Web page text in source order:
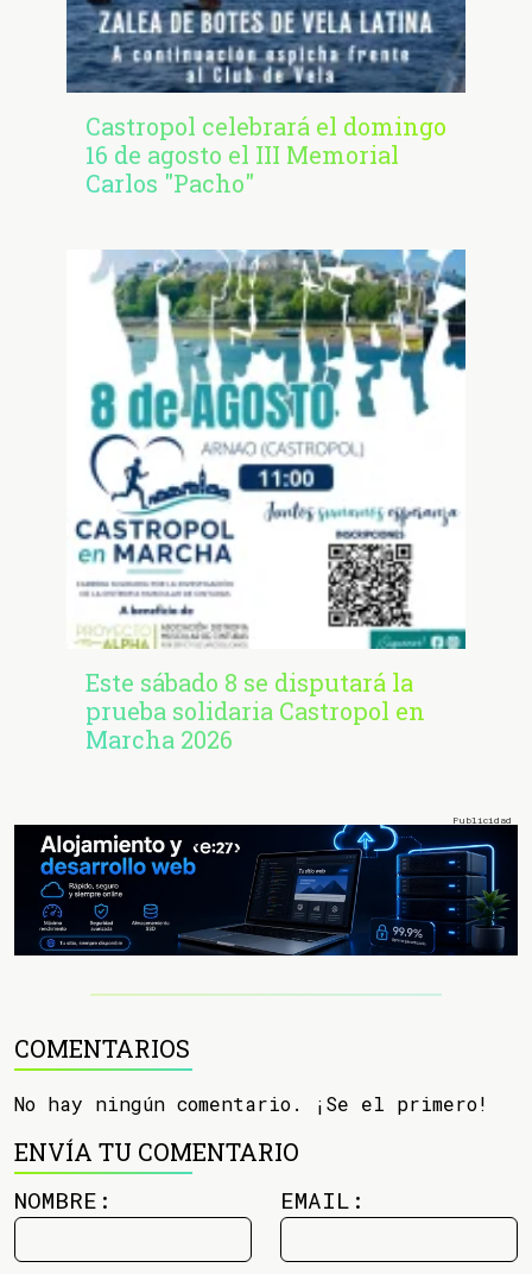
Castropol celebrará el domingo
16 de agosto el III Memorial
Carlos "Pacho"
Este sábado 8 se disputará la
prueba solidaria Castropol en
Marcha 2026
COMENTARIOS
No hay ningún comentario. ¡Se el primero!
ENVÍA TU COMENTARIO
NOMBRE: EMAIL: